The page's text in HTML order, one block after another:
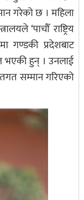
गरेको छ । महिला
‘पाचौँ राष्ट्रिय
गण्डकी प्रदेशबाट
भएकी हुन् । उनलाई
सम्मान गरिएको